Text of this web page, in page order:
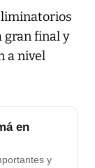
gran final y
a nivel
en
y